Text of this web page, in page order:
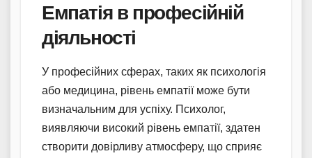
Емпатія в професійній
діяльності
У професійних сферах, таких як психологія
або медицина, рівень емпатії може бути
визначальним для успіху. Психолог,
виявляючи високий рівень емпатії, здатен
створити довірливу атмосферу, що сприяє